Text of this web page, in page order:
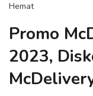
Hemat
Promo
2023,